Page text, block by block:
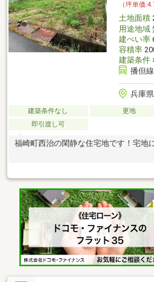
（坪単価
土地面積
用途地域
建ぺい率
容積率
建築条件
播但
兵庫
建築条件なし 更地
即引渡し可
福崎町西治の閑静な住宅地です！宅地